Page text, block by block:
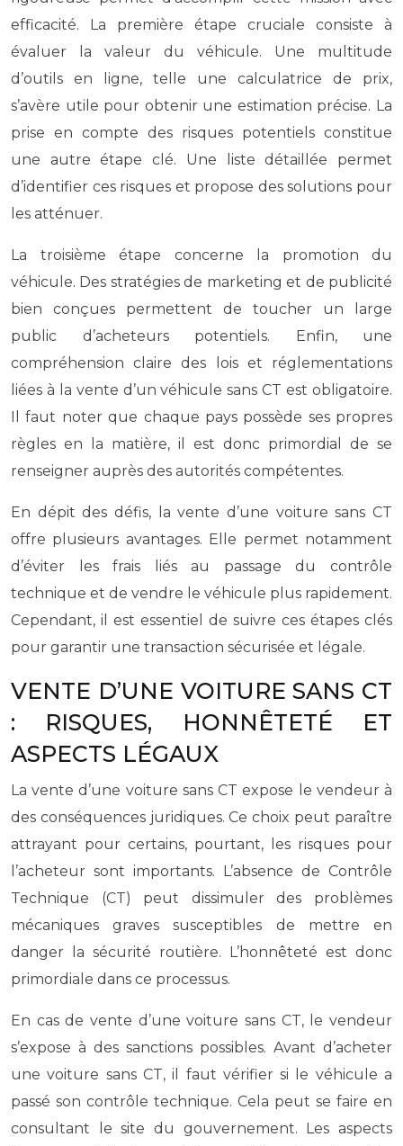
efficacité. La première étape cruciale consiste à
évaluer la valeur du véhicule. Une multitude
d’outils en ligne, telle une calculatrice de prix,
s’avère utile pour obtenir une estimation précise. La
prise en compte des risques potentiels constitue
une autre étape clé. Une liste détaillée permet
d’identifier ces risques et propose des solutions pour
les atténuer.
La troisième étape concerne la promotion du
véhicule. Des stratégies de marketing et de publicité
bien conçues permettent de toucher un large
public d’acheteurs potentiels. Enfin, une
compréhension claire des lois et réglementations
liées à la vente d’un véhicule sans CT est obligatoire.
Il faut noter que chaque pays possède ses propres
règles en la matière, il est donc primordial de se
renseigner auprès des autorités compétentes.
En dépit des défis, la vente d’une voiture sans CT
offre plusieurs avantages. Elle permet notamment
d’éviter les frais liés au passage du contrôle
technique et de vendre le véhicule plus rapidement.
Cependant, il est essentiel de suivre ces étapes clés
pour garantir une transaction sécurisée et légale.
VENTE D’UNE VOITURE SANS CT
: RISQUES, HONNÊTETÉ ET
ASPECTS LÉGAUX
La vente d’une voiture sans CT expose le vendeur à
des conséquences juridiques. Ce choix peut paraître
attrayant pour certains, pourtant, les risques pour
l’acheteur sont importants. L’absence de Contrôle
Technique (CT) peut dissimuler des problèmes
mécaniques graves susceptibles de mettre en
danger la sécurité routière. L’honnêteté est donc
primordiale dans ce processus.
En cas de vente d’une voiture sans CT, le vendeur
s’expose à des sanctions possibles. Avant d’acheter
une voiture sans CT, il faut vérifier si le véhicule a
passé son contrôle technique. Cela peut se faire en
consultant le site du gouvernement. Les aspects